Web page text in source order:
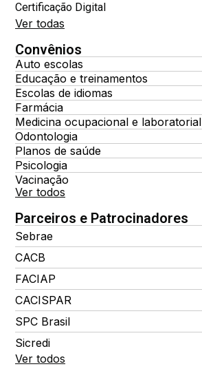
Certificação Digital
Ver todas
Convênios
Auto escolas
Educação e treinamentos
Escolas de idiomas
Farmácia
Medicina ocupacional e laboratorial
Odontologia
Planos de saúde
Psicologia
Vacinação
Ver todos
Parceiros e Patrocinadores
Sebrae
CACB
FACIAP
CACISPAR
SPC Brasil
Sicredi
Ver todos